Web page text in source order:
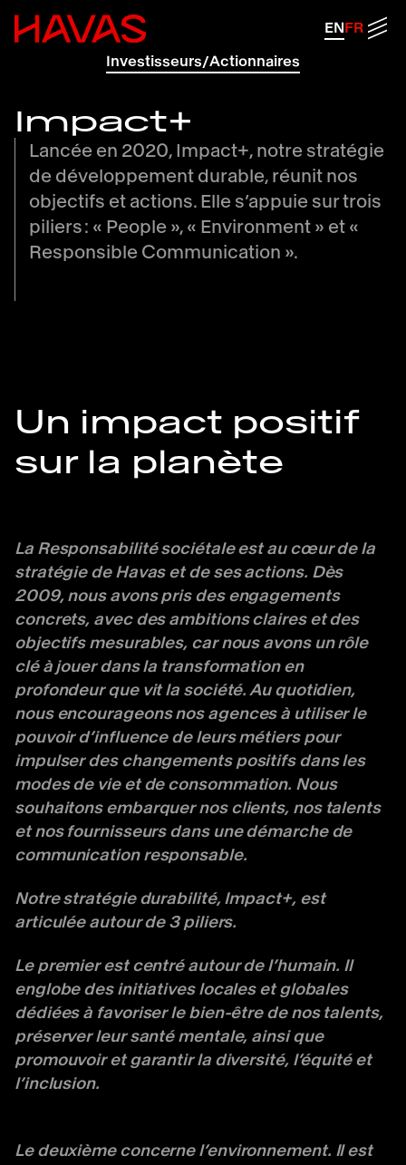
Retour à la page d'accueil d'Havas
Investisseurs/Actionnaires
ENFR
Impact+
Lancée en 2020, Impact+, notre stratégie
de développement durable, réunit nos
objectifs et actions. Elle s’appuie sur trois
piliers : « People », « Environment » et «
Responsible Communication ».
Un impact positif
sur la planète
La Responsabilité sociétale est au cœur de la
stratégie de Havas et de ses actions. Dès
2009, nous avons pris des engagements
concrets, avec des ambitions claires et des
objectifs mesurables, car nous avons un rôle
clé à jouer dans la transformation en
profondeur que vit la société. Au quotidien,
nous encourageons nos agences à utiliser le
pouvoir d’influence de leurs métiers pour
impulser des changements positifs dans les
modes de vie et de consommation. Nous
souhaitons embarquer nos clients, nos talents
et nos fournisseurs dans une démarche de
communication responsable.
Notre stratégie durabilité, Impact+, est
articulée autour de 3 piliers.
Le premier est centré autour de l’humain. Il
englobe des initiatives locales et globales
dédiées à favoriser le bien-être de nos talents,
préserver leur santé mentale, ainsi que
promouvoir et garantir la diversité, l’équité et
l’inclusion.
Le deuxième concerne l’environnement. Il est